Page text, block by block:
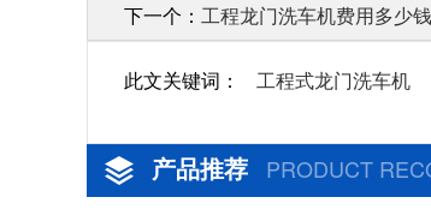
下一个： 工程龙门洗车机费用多少
此文关键词： 工程式龙门洗车机
产品推荐 PRODUCT